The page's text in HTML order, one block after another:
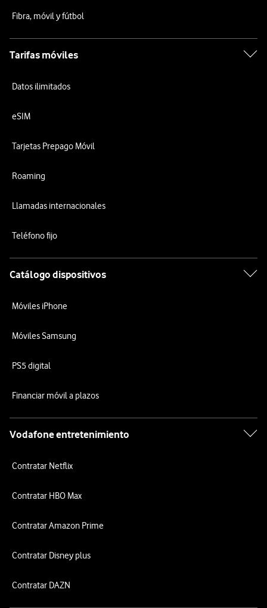
Fibra, móvil y fútbol
Tarifas móviles
Datos ilimitados
eSIM
Tarjetas Prepago Móvil
Roaming
Llamadas internacionales
Teléfono fijo
Catálogo dispositivos
Móviles iPhone
Móviles Samsung
PS5 digital
Financiar móvil a plazos
Vodafone entretenimiento
Contratar Netflix
Contratar HBO Max
Contratar Amazon Prime
Contratar Disney plus
Contratar DAZN